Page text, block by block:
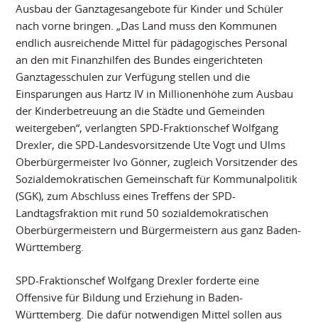
Ausbau der Ganztagesangebote für Kinder und Schüler
nach vorne bringen. „Das Land muss den Kommunen
endlich ausreichende Mittel für pädagogisches Personal
an den mit Finanzhilfen des Bundes eingerichteten
Ganztagesschulen zur Verfügung stellen und die
Einsparungen aus Hartz IV in Millionenhöhe zum Ausbau
der Kinderbetreuung an die Städte und Gemeinden
weitergeben“, verlangten SPD-Fraktionschef Wolfgang
Drexler, die SPD-Landesvorsitzende Ute Vogt und Ulms
Oberbürgermeister Ivo Gönner, zugleich Vorsitzender des
Sozialdemokratischen Gemeinschaft für Kommunalpolitik
(SGK), zum Abschluss eines Treffens der SPD-
Landtagsfraktion mit rund 50 sozialdemokratischen
Oberbürgermeistern und Bürgermeistern aus ganz Baden-
Württemberg.
SPD-Fraktionschef Wolfgang Drexler forderte eine
Offensive für Bildung und Erziehung in Baden-
Württemberg. Die dafür notwendigen Mittel sollen aus